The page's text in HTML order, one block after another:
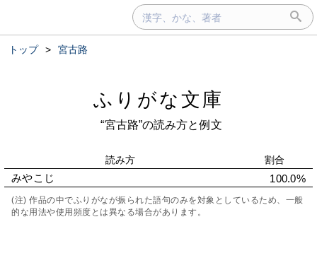
トップ > 宮古路
ふりがな文庫
“宮古路”の読み方と例文
読み方 割合
みやこじ 100.0%
(注) 作品の中でふりがなが振られた語句のみを対象としているため、一般
的な用法や使用頻度とは異なる場合があります。